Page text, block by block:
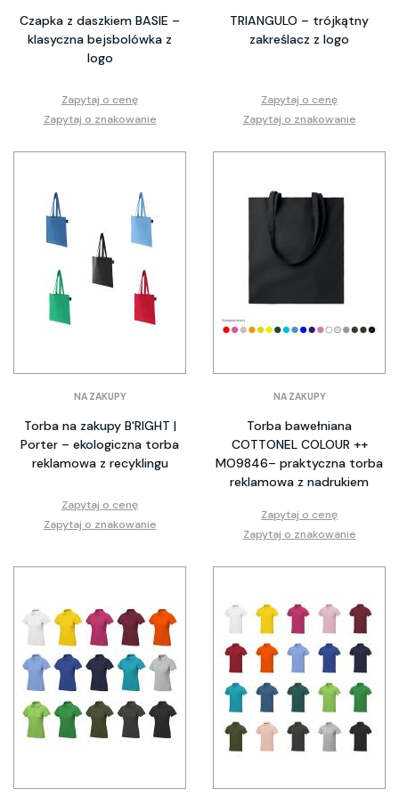
Czapka z daszkiem BASIE –
klasyczna bejsbolówka z
logo
Zapytaj o cenę
Zapytaj o znakowanie
TRIANGULO – trójkątny
zakreślacz z logo
Zapytaj o cenę
Zapytaj o znakowanie
NA ZAKUPY
Torba na zakupy B'RIGHT |
Porter – ekologiczna torba
reklamowa z recyklingu
Zapytaj o cenę
Zapytaj o znakowanie
NA ZAKUPY
Torba bawełniana
COTTONEL COLOUR ++
MO9846– praktyczna torba
reklamowa z nadrukiem
Zapytaj o cenę
Zapytaj o znakowanie